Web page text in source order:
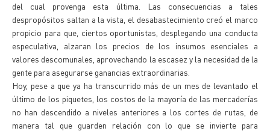
del cual provenga esta última. Las consecuencias a tales
despropósitos saltan a la vista, el desabastecimiento creó el marco
propicio para que, ciertos oportunistas, desplegando una conducta
especulativa, alzaran los precios de los insumos esenciales a
valores descomunales, aprovechando la escasez y la necesidad de la
gente para asegurarse ganancias extraordinarias.
Hoy, pese a que ya ha transcurrido más de un mes de levantado el
último de los piquetes, los costos de la mayoría de las mercaderías
no han descendido a niveles anteriores a los cortes de rutas, de
manera tal que guarden relación con lo que se invierte para